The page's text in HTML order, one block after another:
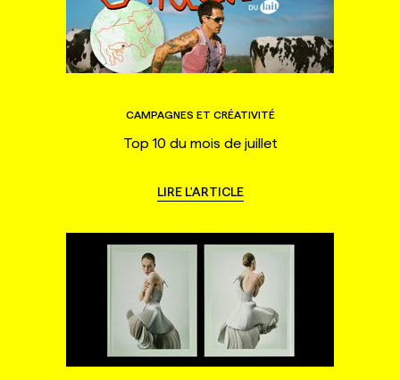
CAMPAGNES ET CRÉATIVITÉ
Top 10 du mois de juillet
LIRE L'ARTICLE